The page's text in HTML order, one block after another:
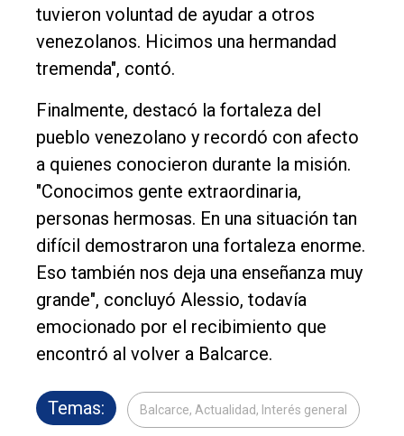
tuvieron voluntad de ayudar a otros
venezolanos. Hicimos una hermandad
tremenda", contó.
Finalmente, destacó la fortaleza del
pueblo venezolano y recordó con afecto
a quienes conocieron durante la misión.
"Conocimos gente extraordinaria,
personas hermosas. En una situación tan
difícil demostraron una fortaleza enorme.
Eso también nos deja una enseñanza muy
grande", concluyó Alessio, todavía
emocionado por el recibimiento que
encontró al volver a Balcarce.
Temas: Balcarce, Actualidad, Interés general